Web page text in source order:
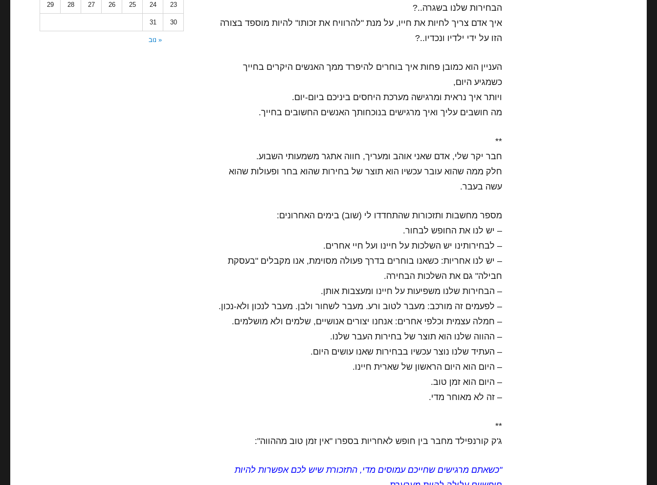
הבחירות שלנו בשגרה..?
איך אדם צריך לחיות את חייו, על מנת "להרוויח את זכותו" להיות מוספד בצורה
הזו על ידי ילדיו ונכדיו..?
העניין הוא כמובן פחות איך בוחרים להיפרד ממך האנשים היקרים בחייך
כשמגיע היום,
ויותר איך נראית ומרגישה מערכת היחסים ביניכם ביום-יום.
מה חושבים עליך ואיך מרגישים בנוכחותך האנשים החשובים בחייך.
**
חבר יקר שלי, אדם שאני אוהב ומעריך, חווה אתגר משמעותי השבוע.
חלק ממה שהוא עובר עכשיו הוא תוצר של בחירות שהוא בחר ופעולות שהוא
עשה בעבר.
מספר מחשבות ותזכורות שהתחדדו לי (שוב) בימים האחרונים:
– יש לנו את החופש לבחור.
– לבחירותינו יש השלכות על חיינו ועל חיי אחרים.
– יש לנו אחריות: כשאנו בוחרים בדרך פעולה מסוימת, אנו מקבלים "בעסקת
חבילה" גם את השלכות הבחירה.
– הבחירות שלנו משפיעות על חיינו ומעצבות אותן.
– לפעמים זה מורכב: מעבר לטוב ורע. מעבר לשחור ולבן. מעבר לנכון ולא-נכון.
– חמלה עצמית וכלפי אחרים: אנחנו יצורים אנושיים, שלמים ולא מושלמים.
– ההווה שלנו הוא תוצר של בחירות העבר שלנו.
– העתיד שלנו נוצר עכשיו בבחירות שאנו עושים היום.
– היום הוא היום הראשון של שארית חיינו.
– היום הוא זמן טוב.
– זה לא מאוחר מדי.
**
ג'ק קורנפילד מחבר בין חופש לאחריות בספרו "אין זמן טוב מההווה":
"כשאתם מרגישים שחייכם עמוסים מדי, התזכורת שיש לכם אפשרות להיות
23
24
25
26
27
28
29
30
31
« נוב